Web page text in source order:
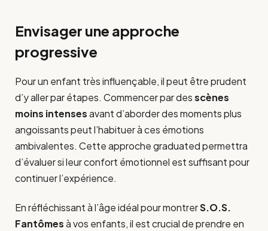
Envisager une approche
progressive
Pour un enfant très influençable, il peut être prudent
d’y aller par étapes. Commencer par desscènes
moins intensesavant d’aborder des moments plus
angoissants peut l’habituer à ces émotions
ambivalentes. Cette approche graduated permettra
d’évaluer si leur confort émotionnel est suffisant pour
continuer l’expérience.
En réfléchissant à l’âge idéal pour montrerS.O.S.
Fantômesà vos enfants, il est crucial de prendre en